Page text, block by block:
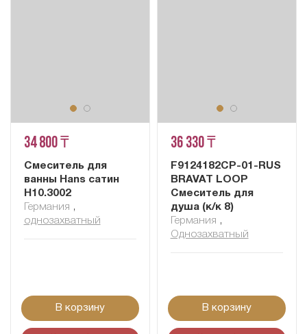
34 800 ₸
Смеситель для
ванны Hans сатин
H10.3002
Германия ,
однозахватный
В корзину
36 330 ₸
F9124182CP-01-RUS
BRAVAT LOOP
Смеситель для
душа (к/к 8)
Германия ,
Однозахватный
В корзину